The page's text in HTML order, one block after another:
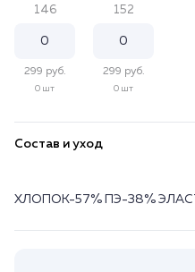
146
299 руб.
0 шт
152
299 руб.
0 шт
Состав и уход
ХЛОПОК-57% ПЭ-38%